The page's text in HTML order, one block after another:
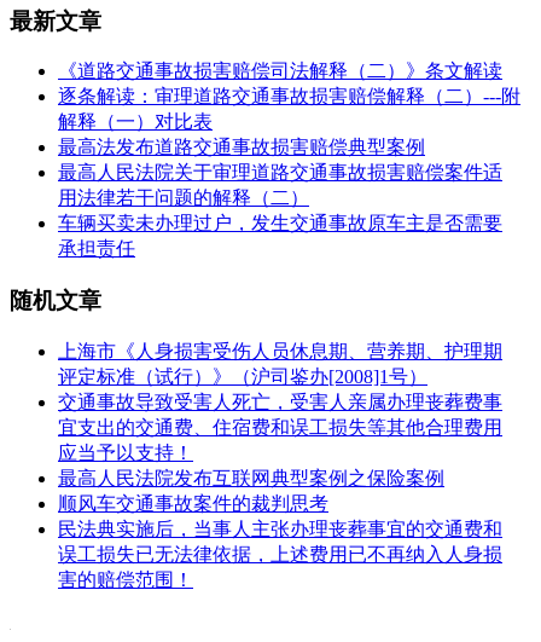
最新文章
《道路交通事故损害赔偿司法解释（二）》条文解读
逐条解读：审理道路交通事故损害赔偿解释（二）---附
解释（一）对比表
最高法发布道路交通事故损害赔偿典型案例
最高人民法院关于审理道路交通事故损害赔偿案件适
用法律若干问题的解释（二）
车辆买卖未办理过户，发生交通事故原车主是否需要
承担责任
随机文章
上海市《人身损害受伤人员休息期、营养期、护理期
评定标准（试行）》（沪司鉴办[2008]1号）
交通事故导致受害人死亡，受害人亲属办理丧葬费事
宜支出的交通费、住宿费和误工损失等其他合理费用
应当予以支持！
最高人民法院发布互联网典型案例之保险案例
顺风车交通事故案件的裁判思考
民法典实施后，当事人主张办理丧葬事宜的交通费和
误工损失已无法律依据，上述费用已不再纳入人身损
害的赔偿范围！